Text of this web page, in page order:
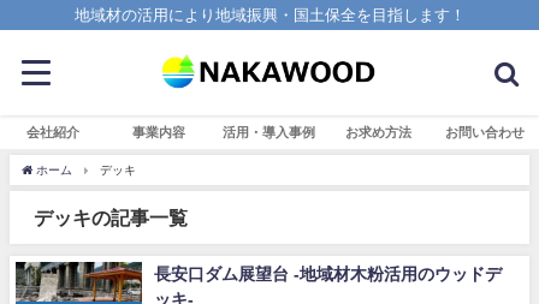
地域材の活用により地域振興・国土保全を目指します！
会社紹介 事業内容 活用・導入事例 お求め方法 お問い合わせ
ホーム デッキ
デッキの記事一覧
長安口ダム展望台 -地域材木粉活用のウッドデ
ッキ-